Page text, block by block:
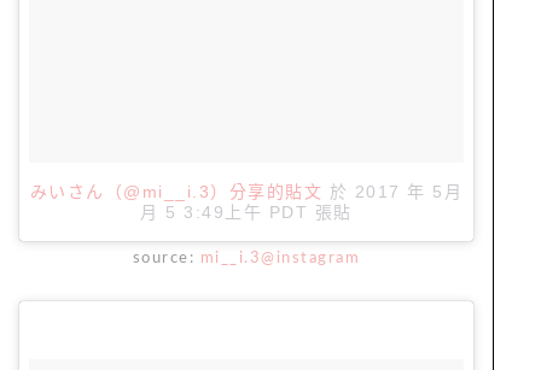
みいさん（@mi__i.3）分享的貼文 於 2017 年 5月
月 5 3:49上午 PDT 張貼
source: mi__i.3@instagram